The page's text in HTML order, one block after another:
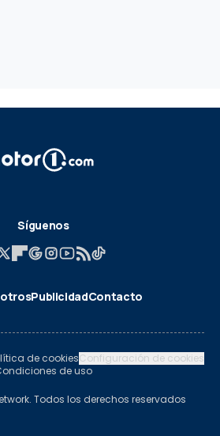
Síguenos
PublicidadContacto
de cookiesConfiguración de cookies
de uso
Todos los derechos reservados